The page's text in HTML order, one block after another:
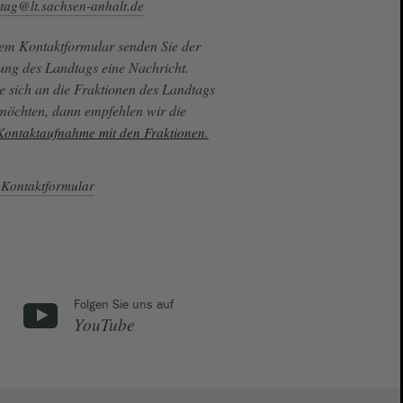
anhalt.de
Kontaktformular senden Sie der
des Landtags eine Nachricht.
sich an die Fraktionen des Landtags
dann empfehlen wir die
mit den Fraktionen.
Folgen Sie uns auf
YouTube